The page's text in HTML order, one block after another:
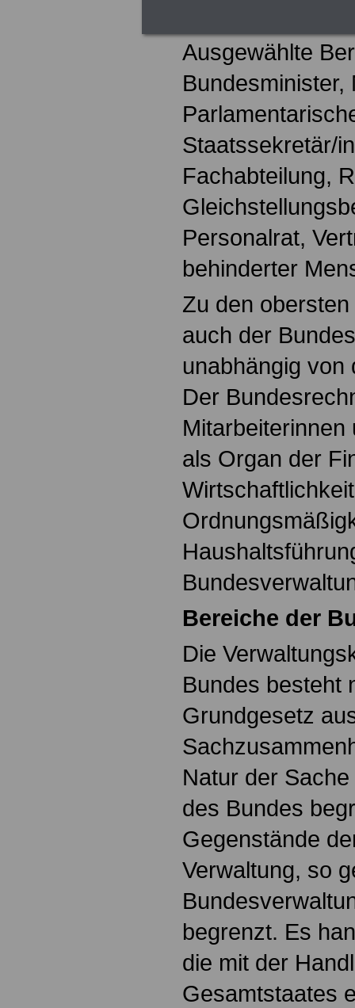
Ausgewählte
Bundesminister,
Staatssekretär/
Fachabteilung,
Personalrat,
behinderter
Zu den
auch der
unabhängig von
Der
als Organ der
Bereiche der
Die
Bundes besteht
Grundgesetz
Natur der
des Bundes
Gegenstände
Verwaltung, so
begrenzt. Es
die mit der
Gesamtstaates